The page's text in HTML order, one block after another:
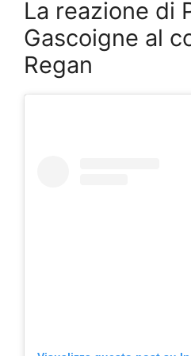
La reazione di
Gascoigne al
Regan